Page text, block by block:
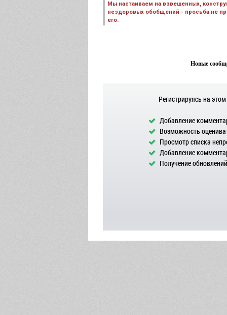
Мы настаиваем на взвешенных,
нездоровых обобщений - просьба не
его.
Новые
Регистрируясь на
Добавление
Возможность
Просмотр списка
Добавление
Получение